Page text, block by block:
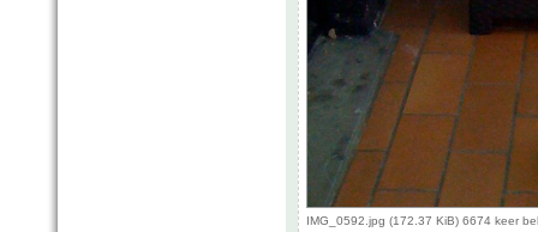
IMG_0592.jpg (172.37 KiB) 6674 keer